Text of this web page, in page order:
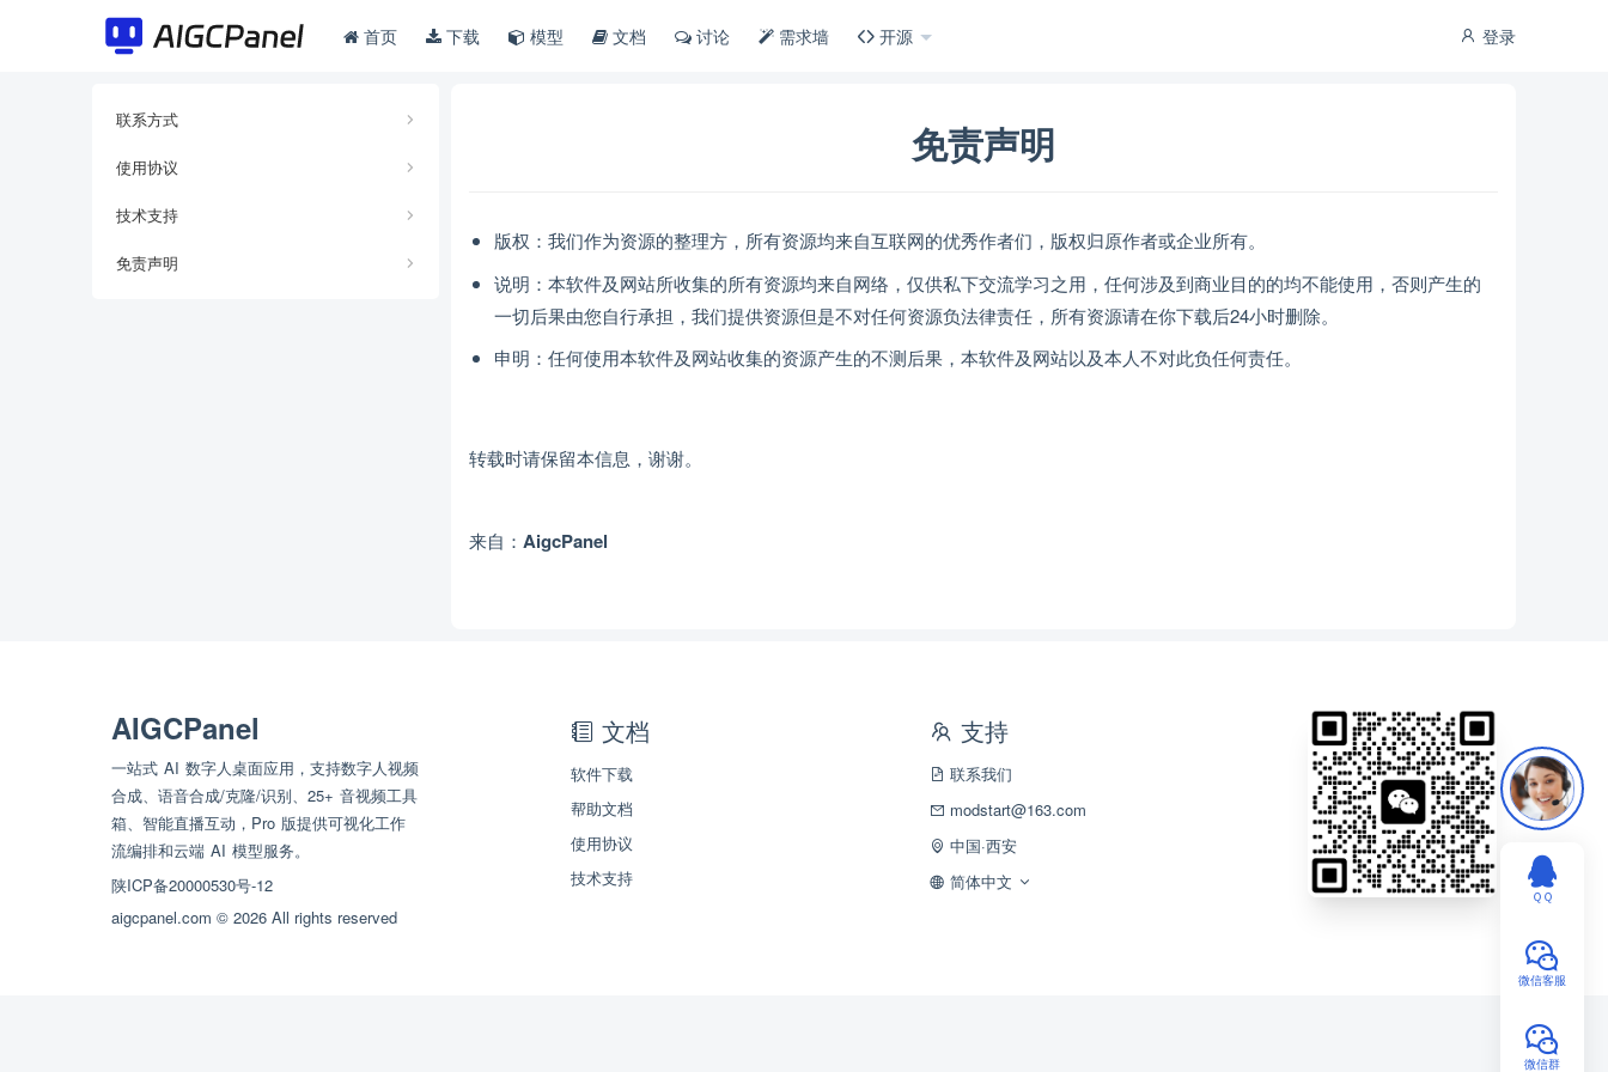
登录
首页 下载 模型 文档 讨论 需求墙 开源
联系方式
使用协议
技术支持
免责声明
免责声明
版权：我们作为资源的整理方，所有资源均来自互联网的优秀作者们，版权归原作者或企业所有。
说明：本软件及网站所收集的所有资源均来自网络，仅供私下交流学习之用，任何涉及到商业目的的均不能使用，否则产生的
一切后果由您自行承担，我们提供资源但是不对任何资源负法律责任，所有资源请在你下载后24小时删除。
申明：任何使用本软件及网站收集的资源产生的不测后果，本软件及网站以及本人不对此负任何责任。
转载时请保留本信息，谢谢。
来自： AigcPanel
AIGCPanel
一站式 AI 数字人桌面应用，支持数字人视频
合成、语音合成/克隆/识别、25+ 音视频工具
箱、智能直播互动，Pro 版提供可视化工作
流编排和云端 AI 模型服务。
陕ICP备20000530号-12
aigcpanel.com © 2026 All rights reserved
文档
软件下载
帮助文档
使用协议
技术支持
支持
联系我们
modstart@163.com
中国·西安
简体中文
ＱＱ
微信客服
微信群